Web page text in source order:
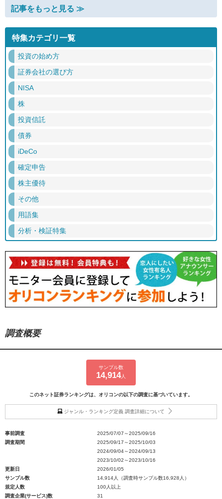
記事をもっと見る ≫
特集カテゴリ一覧
投資の始め方
証券会社の選び方
NISA
株
投資信託
債券
iDeCo
確定申告
株主優待
その他
用語集
分析・検証特集
調査概要
サンプル数
14,914人
このネット証券ランキングは、オリコンの以下の調査に基づいています。
ジャンル・ランキング定義 調査詳細について
事前調査
2025/07/07～2025/09/16
調査期間
2025/09/17～2025/10/03
2024/09/04～2024/09/13
2023/10/02～2023/10/16
更新日
2026/01/05
サンプル数
14,914人（調査時サンプル数16,928人）
規定人数
100人以上
調査企業(サービス)数
31